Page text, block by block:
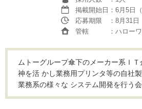
掲載開始日 ：6月5日
応募期限
：8月31日
管轄
：ハロー
ムトーグループ傘下のメーカー系Ｉ
神を活 かし業務用プリンタ等の自社
業務系の様々な システム開発を行う会